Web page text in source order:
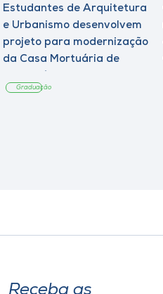
Estudantes de Arquitetura
e Urbanismo desenvolvem
projeto para modernização
da Casa Mortuária de
Graduação
Receba as